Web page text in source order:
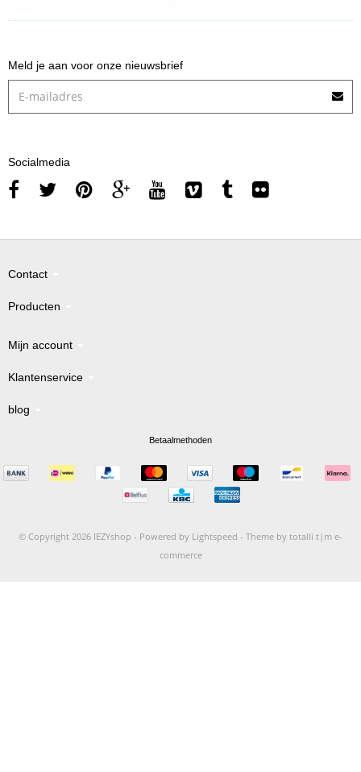
Meld je aan voor onze nieuwsbrief
Socialmedia
Contact
Producten
Mijn account
Klantenservice
blog
Betaalmethoden
© Copyright 2026 IEZYshop - Powered by Lightspeed - Theme by totalli t|m e-
commerce